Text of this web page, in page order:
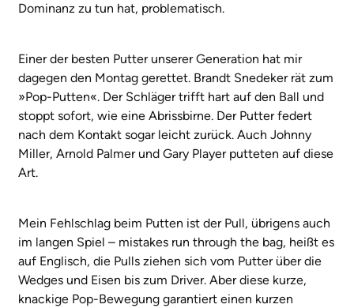
Dominanz zu tun hat, problematisch.
Einer der besten Putter unserer Generation hat mir
dagegen den Montag gerettet. Brandt Snedeker rät zum
»Pop-Putten«. Der Schläger trifft hart auf den Ball und
stoppt sofort, wie eine Abrissbirne. Der Putter federt
nach dem Kontakt sogar leicht zurück. Auch Johnny
Miller, Arnold Palmer und Gary Player putteten auf diese
Art.
Mein Fehlschlag beim Putten ist der Pull, übrigens auch
im langen Spiel – mistakes run through the bag, heißt es
auf Englisch, die Pulls ziehen sich vom Putter über die
Wedges und Eisen bis zum Driver. Aber diese kurze,
knackige Pop-Bewegung garantiert einen kurzen